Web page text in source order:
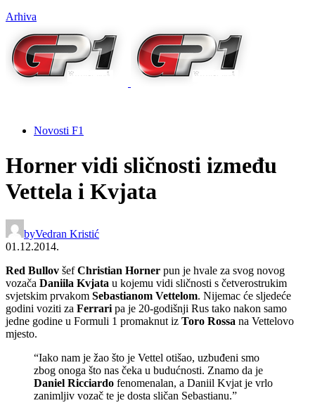
Arhiva
Novosti F1
Horner vidi sličnosti između
Vettela i Kvjata
byVedran Kristić
01.12.2014.
Red Bullov šefChristian Horner pun je hvale za svog novog
vozača Daniila Kvjata u kojemu vidi sličnosti s četverostrukim
svjetskim prvakom Sebastianom Vettelom. Nijemac će sljedeće
godini voziti za Ferrari pa je 20-godišnji Rus tako nakon samo
jedne godine u Formuli 1 promaknut iz Toro Rossa na Vettelovo
mjesto.
“Iako nam je žao što je Vettel otišao, uzbuđeni smo
zbog onoga što nas čeka u budućnosti. Znamo da je
Daniel Ricciardo fenomenalan, a Daniil Kvjat je vrlo
zanimljiv vozač te je dosta sličan Sebastianu.”